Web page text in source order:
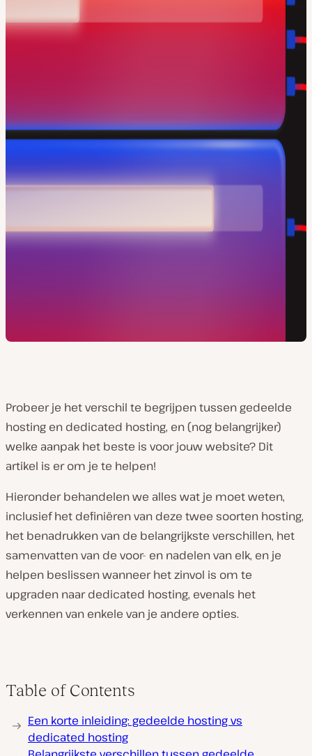
Probeer je het verschil te begrijpen tussen gedeelde
hosting en dedicated hosting, en (nog belangrijker)
welke aanpak het beste is voor jouw website? Dit
artikel is er om je te helpen!
Hieronder behandelen we alles wat je moet weten,
inclusief het definiëren van deze twee soorten hosting,
het benadrukken van de belangrijkste verschillen, het
samenvatten van de voor- en nadelen van elk, en je
helpen beslissen wanneer het zinvol is om te
upgraden naar dedicated hosting, evenals het
verkennen van enkele van je andere opties.
Table of Contents
Een korte inleiding: gedeelde hosting vs
dedicated hosting